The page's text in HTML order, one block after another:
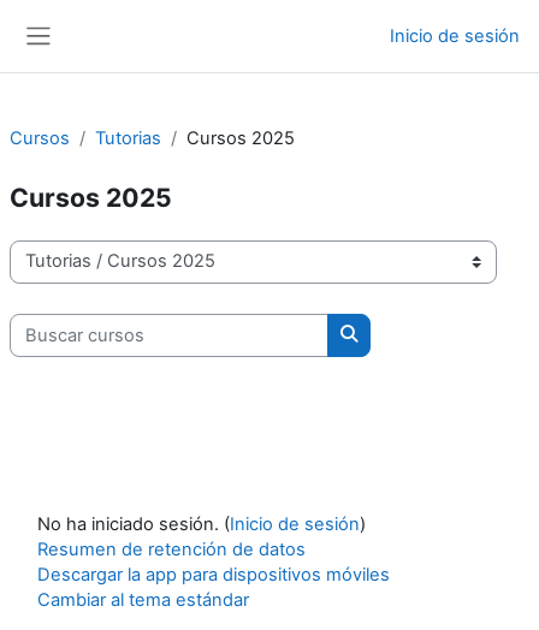
Inicio de sesión
Cursos Tutorias Cursos 2025
Cursos 2025
Categorías del curso
Buscar cursos
Buscar cursos
No ha iniciado sesión. (Inicio de sesión)
Resumen de retención de datos
Descargar la app para dispositivos móviles
Cambiar al tema estándar